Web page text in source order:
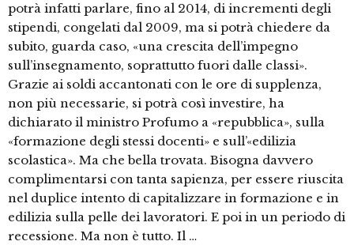
potrà infatti parlare, fino al 2014, di incrementi degli
stipendi, congelati dal 2009, ma si potrà chiedere da
subito, guarda caso, «una crescita dell’impegno
sull’insegnamento, soprattutto fuori dalle classi».
Grazie ai soldi accantonati con le ore di supplenza,
non più necessarie, si potrà così investire, ha
dichiarato il ministro Profumo a «repubblica», sulla
«formazione degli stessi docenti» e sull’«edilizia
scolastica». Ma che bella trovata. Bisogna davvero
complimentarsi con tanta sapienza, per essere riuscita
nel duplice intento di capitalizzare in formazione e in
edilizia sulla pelle dei lavoratori. E poi in un periodo di
recessione. Ma non è tutto. Il …